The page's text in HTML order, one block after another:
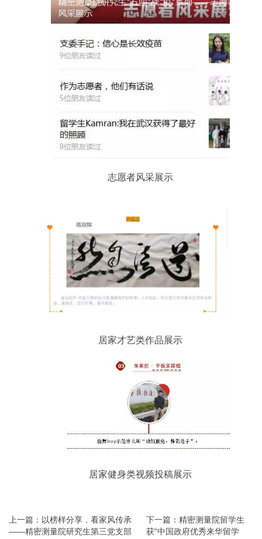
志愿者风采展示
居家才艺类作品展示
居家健身类视频投稿展示
上一篇：以榜样分享，看家风传承
——精密测量院研究生第三党支部
下一篇：精密测量院留学生
获“中国政府优秀来华留学